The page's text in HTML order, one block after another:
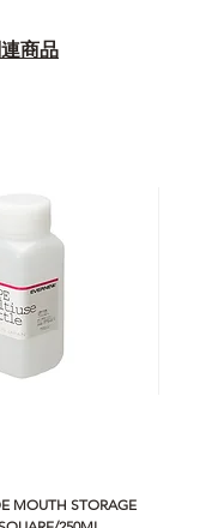
商品
MOUTH STORAGE